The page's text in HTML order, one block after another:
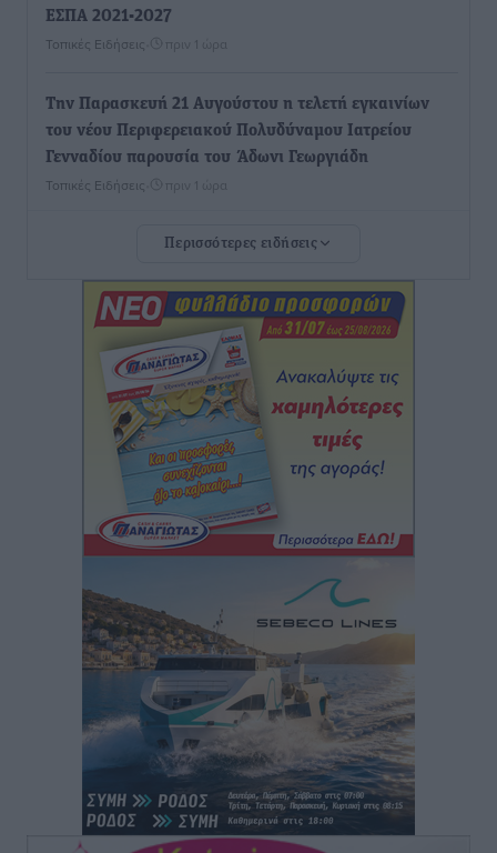
ΕΣΠΑ 2021-2027
Τοπικές Ειδήσεις πριν 1 ώρα
Την Παρασκευή 21 Αυγούστου η τελετή εγκαινίων
του νέου Περιφερειακού Πολυδύναμου Ιατρείου
Γενναδίου παρουσία του Άδωνι Γεωργιάδη
Τοπικές Ειδήσεις πριν 1 ώρα
Στη Λέρο ο πρόεδρος του ΠΑΣΟΚ Νίκος Ανδρουλάκης
Στα 2-2,35 GW ο στόχος για τα πρώτα υπεράκτια
αιολικά πάρκα που θα λειτουργήσουν στη χώρα μας
πριν 3 ώρες
Η Ελλάδα κρατά το τουριστικό momentum, παρά τις
γεωπολιτικές αναταράξεις
πριν 3 ώρες
Σε κόκκινο συναγερμό επτά Περιφέρειες – Οι οδηγίες
της Πολιτικής Προστασίας και ο Χάρτης Πρόβλεψης
Πυρκαγιάς
Ειδήσεις• πριν 3 ώρες
ΑΑΔΕ: Αυξάνονται οι «καρφωτές» για φοροδιαφυγή
– Στο μικροσκόπιο τουριστικοί προορισμοί, ταμειακές
και συναλλαγές POS
πριν 4 ώρες
Δημόσιο: Το νέο καθεστώς επιλογής προϊσταμένων, τι
Περισσότερες ειδήσεις